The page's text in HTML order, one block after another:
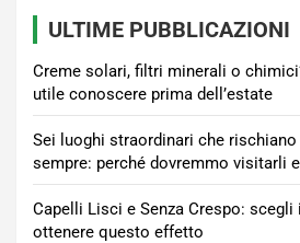
ULTIME PUBBLICAZIONI
Creme solari, filtri minerali o
utile conoscere prima dell’estate
Sei luoghi straordinari che
sempre: perché dovremmo visitarli
Capelli Lisci e Senza Crespo:
ottenere questo effetto